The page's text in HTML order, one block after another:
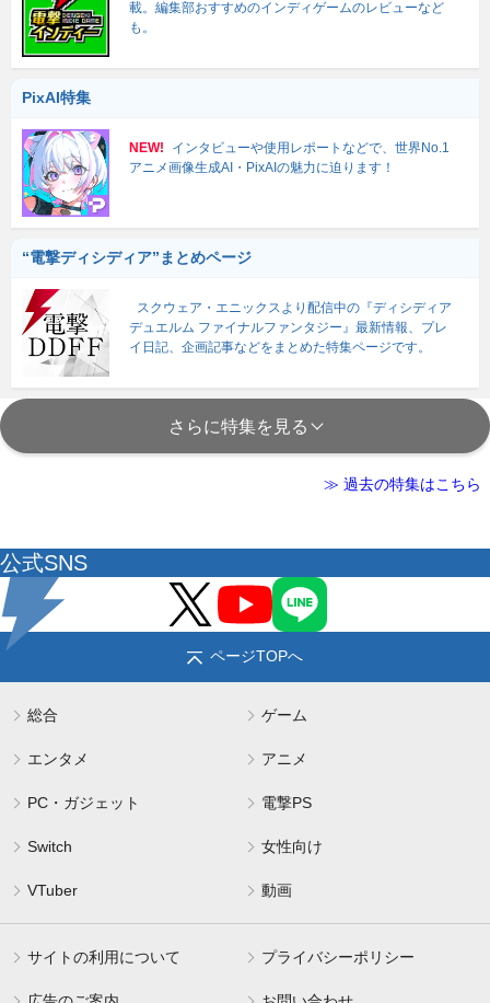
載。編集部おすすめのインディゲームのレビューなど
も。
PixAI特集
NEW!
インタビューや使用レポートなどで、世界No.1
アニメ画像生成AI・PixAIの魅力に迫ります！
“電撃ディシディア”まとめページ
スクウェア・エニックスより配信中の『ディシディア
デュエルム ファイナルファンタジー』最新情報、プレ
イ日記、企画記事などをまとめた特集ページです。
さらに特集を見る
≫ 過去の特集はこちら
公式SNS
ページTOPへ
総合 ゲーム
エンタメ アニメ
PC・ガジェット 電撃PS
Switch 女性向け
VTuber 動画
サイトの利用について プライバシーポリシー